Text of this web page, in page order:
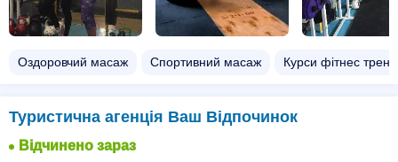
Оздоровчий масаж Спортивний масаж Курси фітнес
Туристична агенція Ваш Відпочинок
Відчинено зараз